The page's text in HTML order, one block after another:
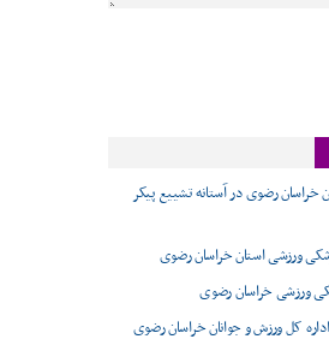
خراسان رضوی در آستانه تشییع پیکر
ورزشی استان خراسان رضوی
ورزشی خراسان رضوی
کل ورزش و جوانان خراسان رضوی